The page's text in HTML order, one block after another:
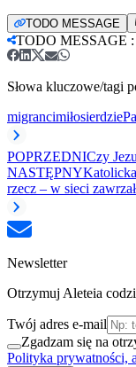
TODO MESSAGE
TODO MESSAGE :
Słowa kluczowe/tagi
migrancimiłosierdzie
POPRZEDNICzy
NASTĘPNY
rzecz – w sieci
Newsletter
Otrzymuj Aleteia
Twój adres e-mail
Zgadzam się na
Polityka prywatności,